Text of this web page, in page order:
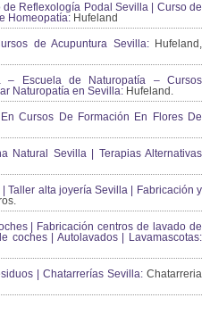
Reflexología Podal Sevilla | Curso de
Homeopatía: Hufeland
de Acupuntura Sevilla:Hufeland,
– Escuela de Naturopatía – Cursos
Naturopatía en Sevilla: Hufeland.
Cursos De Formación En Flores De
Natural Sevilla | Terapias Alternativas
Taller alta joyería Sevilla | Fabricación y
| Fabricación centros de lavado de
coches | Autolavados | Lavamascotas:
| Chatarrerías Sevilla: Chatarreria